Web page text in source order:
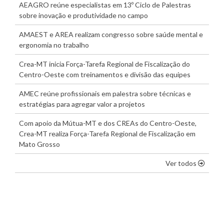
AEAGRO reúne especialistas em 13º Ciclo de Palestras
sobre inovação e produtividade no campo
AMAEST e AREA realizam congresso sobre saúde mental e
ergonomia no trabalho
Crea-MT inicia Força-Tarefa Regional de Fiscalização do
Centro-Oeste com treinamentos e divisão das equipes
AMEC reúne profissionais em palestra sobre técnicas e
estratégias para agregar valor a projetos
Com apoio da Mútua-MT e dos CREAs do Centro-Oeste,
Crea-MT realiza Força-Tarefa Regional de Fiscalização em
Mato Grosso
Ver todos os